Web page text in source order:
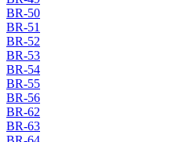
BR-50
BR-51
BR-52
BR-53
BR-54
BR-55
BR-56
BR-62
BR-63